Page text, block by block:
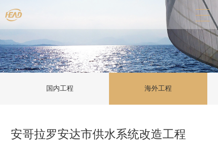
国内工程 海外工程
安哥拉罗安达市供水系统改造工程